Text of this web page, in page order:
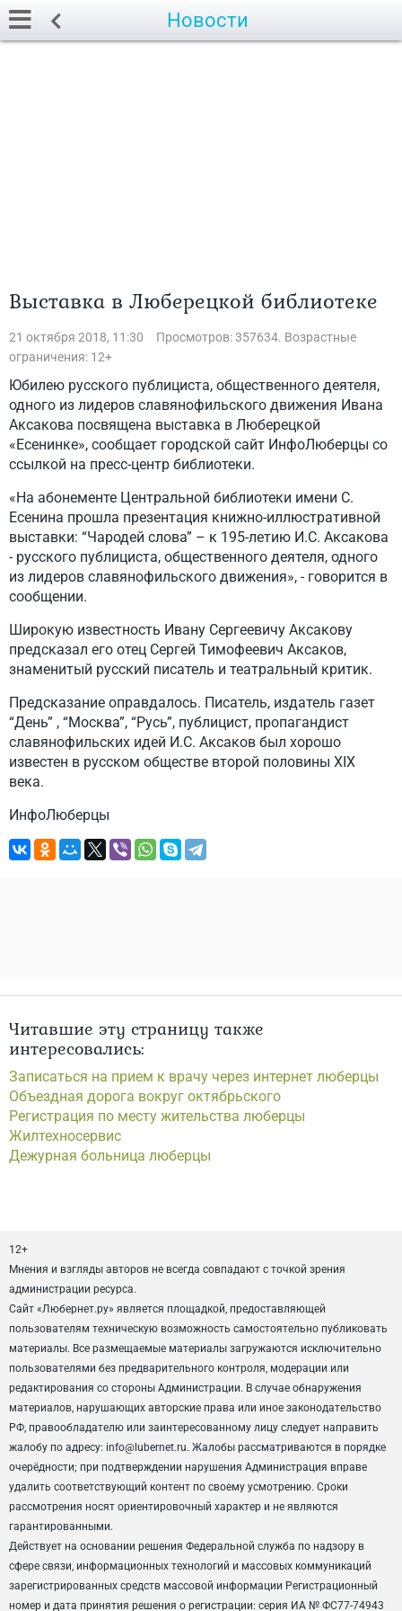
Новости
Выставка в Люберецкой библиотеке
21 октября 2018, 11:30
Просмотров: 357634. Возрастные
ограничения: 12+
Юбилею русского публициста, общественного деятеля,
одного из лидеров славянофильского движения Ивана
Аксакова посвящена выставка в Люберецкой
«Есенинке», сообщает городской сайт ИнфоЛюберцы со
ссылкой на пресс-центр библиотеки.
«На абонементе Центральной библиотеки имени С.
Есенина прошла презентация книжно-иллюстративной
выставки: “Чародей слова” – к 195-летию И.С. Аксакова
- русского публициста, общественного деятеля, одного
из лидеров славянофильского движения», - говорится в
сообщении.
Широкую известность Ивану Сергеевичу Аксакову
предсказал его отец Сергей Тимофеевич Аксаков,
знаменитый русский писатель и театральный критик.
Предсказание оправдалось. Писатель, издатель газет
“День” , “Москва”, “Русь”, публицист, пропагандист
славянофильских идей И.С. Аксаков был хорошо
известен в русском обществе второй половины XIX
века.
ИнфоЛюберцы
Читавшие эту страницу также
интересовались:
Записаться на прием к врачу через интернет люберцы
Объездная дорога вокруг октябрьского
Регистрация по месту жительства люберцы
Жилтехносервис
Дежурная больница люберцы
12+
Мнения и взгляды авторов не всегда совпадают с точкой зрения
администрации ресурса.
Сайт «Любернет.ру» является площадкой, предоставляющей
пользователям техническую возможность самостоятельно публиковать
материалы. Все размещаемые материалы загружаются исключительно
пользователями без предварительного контроля, модерации или
редактирования со стороны Администрации. В случае обнаружения
материалов, нарушающих авторские права или иное законодательство
РФ, правообладателю или заинтересованному лицу следует направить
жалобу по адресу: info@lubernet.ru. Жалобы рассматриваются в порядке
очерёдности; при подтверждении нарушения Администрация вправе
удалить соответствующий контент по своему усмотрению. Сроки
рассмотрения носят ориентировочный характер и не являются
гарантированными.
Действует на основании решения Федеральной служба по надзору в
сфере связи, информационных технологий и массовых коммуникаций
зарегистрированных средств массовой информации Регистрационный
номер и дата принятия решения о регистрации: серия ИА № ФС77-74943